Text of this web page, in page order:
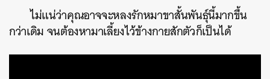
ไม่แน่ว่าคุณอาจจะหลงรักหมาขาสั้นพันธุ์นี้มากขึ้น
กว่าเดิม จนต้องหามาเลี้ยงไว้ข้างกายสักตัวก็เป็นได้